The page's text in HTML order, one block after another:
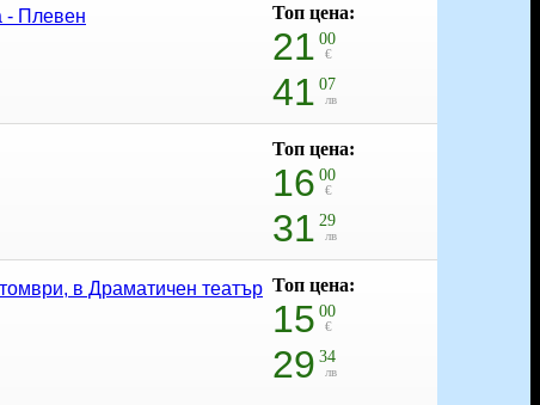
Топ цена:
21 00
€
41 07
лв
- Плевен
Топ цена:
16 00
€
31 29
лв
Топ цена:
15 00
€
29 34
лв
в Драматичен театър